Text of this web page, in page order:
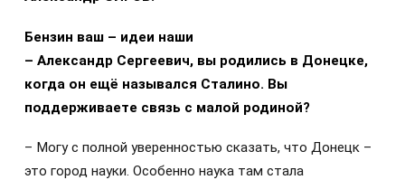
Бензин ваш – идеи наши
– Александр Сергеевич, вы родились в Донецке,
когда он ещё назывался Сталино. Вы
поддерживаете связь с малой родиной?
– Могу с полной уверенностью сказать, что Донецк –
это город науки. Особенно наука там стала